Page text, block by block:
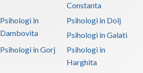
Constanta
Psihologi in
Dambovita
Psihologi in Dolj
Psihologi in Galati
Psihologi in Gorj
Psihologi in
Harghita